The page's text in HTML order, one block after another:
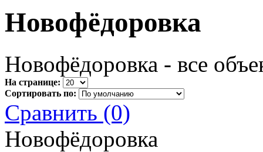
Новофёдоровка
Новофёдоровка - все
На странице:
Сортировать по:
Сравнить (0)
Новофёдоровка